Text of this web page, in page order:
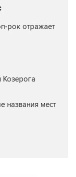
рок отражает
Козерога
названия мест